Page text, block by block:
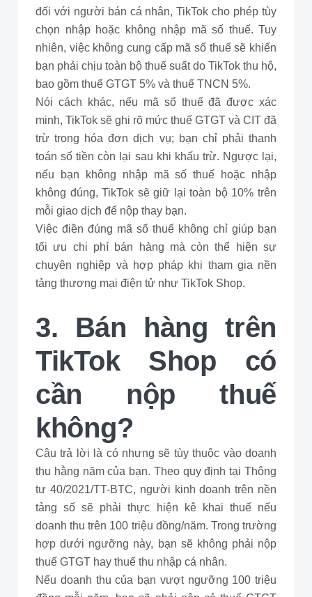
đối với người bán cá nhân, TikTok cho phép tùy
chọn nhập hoặc không nhập mã số thuế. Tuy
nhiên, việc không cung cấp mã số thuế sẽ khiến
bạn phải chịu toàn bộ thuế suất do TikTok thu hộ,
bao gồm thuế GTGT 5% và thuế TNCN 5%.
Nói cách khác, nếu mã số thuế đã được xác
minh, TikTok sẽ ghi rõ mức thuế GTGT và CIT đã
trừ trong hóa đơn dịch vụ; bạn chỉ phải thanh
toán số tiền còn lại sau khi khấu trừ. Ngược lại,
nếu bạn không nhập mã số thuế hoặc nhập
không đúng, TikTok sẽ giữ lại toàn bộ 10% trên
mỗi giao dịch để nộp thay bạn.
Việc điền đúng mã số thuế không chỉ giúp bạn
tối ưu chi phí bán hàng mà còn thể hiện sự
chuyên nghiệp và hợp pháp khi tham gia nền
tảng thương mại điện tử như TikTok Shop.
3. Bán hàng trên
TikTok Shop có
cần nộp thuế
không?
Câu trả lời là có nhưng sẽ tùy thuộc vào doanh
thu hằng năm của bạn. Theo quy định tại Thông
tư 40/2021/TT-BTC, người kinh doanh trên nền
tảng số sẽ phải thực hiện kê khai thuế nếu
doanh thu trên 100 triệu đồng/năm. Trong trường
hợp dưới ngưỡng này, bạn sẽ không phải nộp
thuế GTGT hay thuế thu nhập cá nhân.
Nếu doanh thu của bạn vượt ngưỡng 100 triệu